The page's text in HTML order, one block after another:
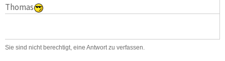
Thomas
Sie sind nicht berechtigt, eine Antwort zu verfassen.